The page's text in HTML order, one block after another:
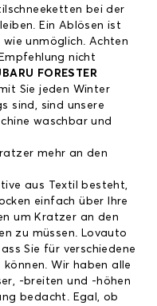
bei der
Ein Ablösen ist
unmöglich. Achten
nicht
FORESTER
Sie jeden Winter
sind, sind unsere
waschbar und
mehr an den
aus Textil besteht,
einfach über Ihre
um Kratzer an den
zu müssen. Lovauto
Sie für verschiedene
Wir haben alle
-breiten und -höhen
bedacht. Egal, ob